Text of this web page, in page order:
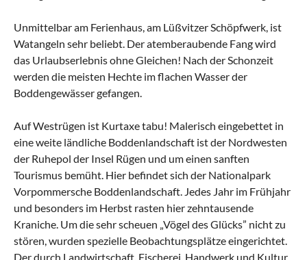
Unmittelbar am Ferienhaus, am Lüßvitzer Schöpfwerk, ist
Watangeln sehr beliebt. Der atemberaubende Fang wird
das Urlaubserlebnis ohne Gleichen! Nach der Schonzeit
werden die meisten Hechte im flachen Wasser der
Boddengewässer gefangen.
Auf Westrügen ist Kurtaxe tabu! Malerisch eingebettet in
eine weite ländliche Boddenlandschaft ist der Nordwesten
der Ruhepol der Insel Rügen und um einen sanften
Tourismus bemüht. Hier befindet sich der Nationalpark
Vorpommersche Boddenlandschaft. Jedes Jahr im Frühjahr
und besonders im Herbst rasten hier zehntausende
Kraniche. Um die sehr scheuen „Vögel des Glücks” nicht zu
stören, wurden spezielle Beobachtungsplätze eingerichtet.
Der durch Landwirtschaft, Fischerei, Handwerk und Kultur